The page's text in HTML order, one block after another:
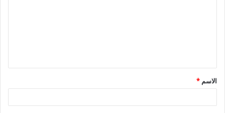
ق
*
الاسم *